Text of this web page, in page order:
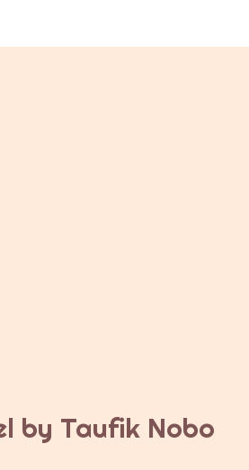
by Taufik Nobo